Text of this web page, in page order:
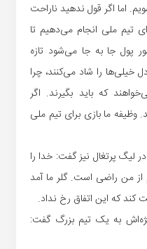
اما اگر قول ندهید ناراحت
تیم ملی انجام می‌دهیم تا
پول جا به جا می‌شود تازه
خیلی‌ها را شاد می‌کنند، چرا
که باید بگیرند. اگر
وظیفه ما بازی برای تیم ملی
پرتغال نیز گفت: خدا را
از من راضی است. گلر ما آمد
که این اتفاق رخ نداد.
به یک تیم بزرگ گفت: